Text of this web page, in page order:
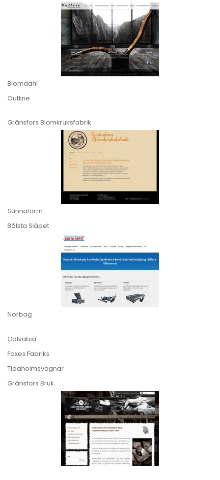
Blomdahl
Outline
Gränsfors Blomkruksfabrik
Sunnaform
Bålsta Släpet
Norbag
Golvabia
Faxes Fabriks
Tidaholmsvagnar
Gränsfors Bruk